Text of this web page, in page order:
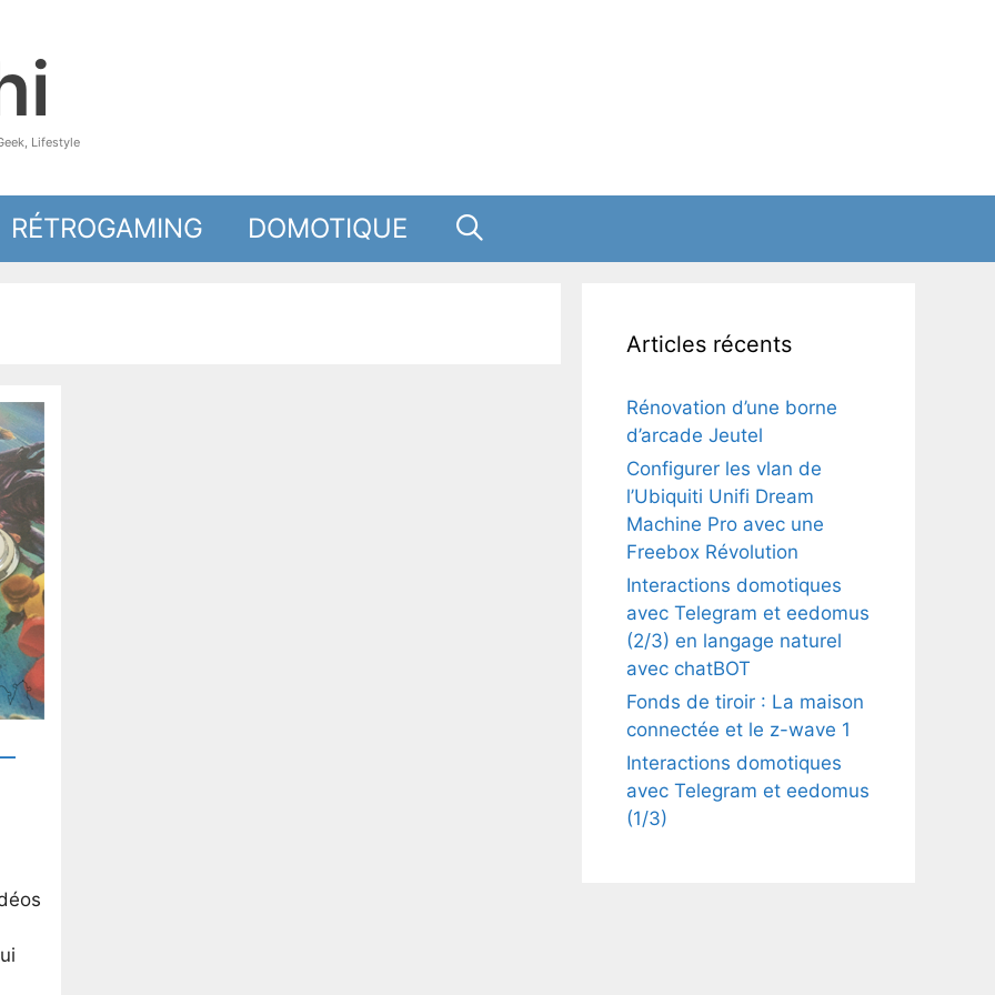
Lifestyle
RÉTROGAMING DOMOTIQUE
Articles récents
Rénovation d’une borne
d’arcade Jeutel
Configurer les vlan de
l’Ubiquiti Unifi Dream
Machine Pro avec une
Freebox Révolution
Interactions domotiques
avec Telegram et eedomus
(2/3) en langage naturel
avec chatBOT
Fonds de tiroir : La maison
connectée et le z-wave 1
Interactions domotiques
avec Telegram et eedomus
(1/3)